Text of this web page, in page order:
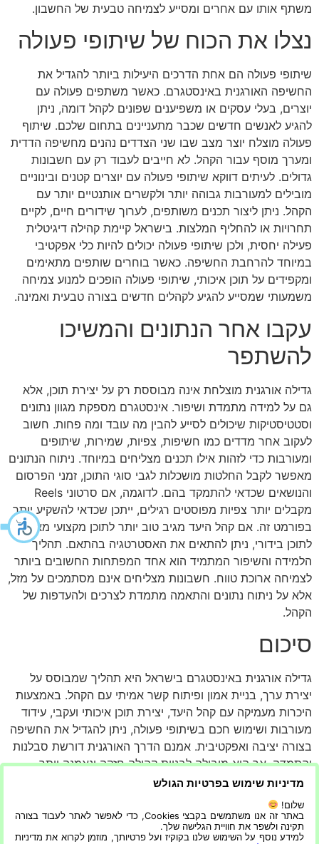
משתף אותו עם אחרים ומסייע לצמיחה טבעית של החשבון.
נצלו את הכוח של שיתופי פעולה
שיתופי פעולה הם אחת הדרכים היעילות ביותר להגדיל את
החשיפה האורגנית באינסטגרם. כאשר משתפים פעולה עם
יוצרים, בעלי עסקים או משפיענים שפונים לקהל דומה, ניתן
להגיע לאנשים חדשים שכבר מתעניינים בתחום שלכם. שיתוף
פעולה מוצלח יוצר מצב שבו שני הצדדים נהנים מחשיפה הדדית
ומערך מוסף עבור הקהל. לא חייבים לעבוד רק עם חשבונות
גדולים. לעיתים דווקא שיתופי פעולה עם יוצרים קטנים ובינוניים
מובילים למעורבות גבוהה יותר ולקשרים אותנטיים יותר עם
הקהל. ניתן ליצור תכנים משותפים, לערוך שידורים חיים, לקיים
תחרויות או להחליף המלצות. בישראל קיימת קהילה דיגיטלית
פעילה יחסית, ולכן שיתופי פעולה יכולים להיות כלי אפקטיבי
במיוחד להרחבת החשיפה. כאשר בוחרים שותפים מתאימים
ומקפידים על תוכן איכותי, שיתופי פעולה הופכים למנוע צמיחה
משמעותי שמסייע להגיע לקהלים חדשים בצורה טבעית ואמינה.
עקבו אחר הנתונים והמשיכו
להשתפר
גדילה אורגנית מוצלחת אינה מבוססת רק על יצירת תוכן, אלא
גם על למידה מתמדת ושיפור. אינסטגרם מספקת מגוון נתונים
וסטטיסטיקות שיכולים לסייע להבין מה עובד ומה פחות. חשוב
לעקוב אחר מדדים כמו חשיפות, צפיות, שמירות, שיתופים
ומעורבות כדי לזהות אילו תכנים מצליחים במיוחד. ניתוח הנתונים
מאפשר לקבל החלטות מושכלות לגבי סוגי התוכן, זמני הפרסום
והנושאים שכדאי להתמקד בהם. לדוגמה, אם סרטוני Reels
מקבלים יותר צפיות מפוסטים רגילים, ייתכן שכדאי להשקיע יותר
בפורמט זה. אם קהל היעד מגיב טוב יותר לתוכן מקצועי מאשר
לתוכן בידורי, ניתן להתאים את האסטרטגיה בהתאם. תהליך
הלמידה והשיפור המתמיד הוא אחד המפתחות החשובים ביותר
לצמיחה ארוכת טווח. חשבונות מצליחים אינם מסתמכים על מזל,
אלא על ניתוח נתונים והתאמה מתמדת לצרכים ולהעדפות של
הקהל.
סיכום
גדילה אורגנית באינסטגרם בישראל היא תהליך שמבוסס על
יצירת ערך, בניית אמון ופיתוח קשר אמיתי עם הקהל. באמצעות
היכרות מעמיקה עם קהל היעד, יצירת תוכן איכותי ועקבי, עידוד
מעורבות ושימוש חכם בשיתופי פעולה, ניתן להגדיל את החשיפה
בצורה יציבה ואפקטיבית. אמנם הדרך האורגנית דורשת סבלנות
והתמדה, אך היא מובילה לבניית קהילה חזקה ונאמנה יותר.
הצלחה באינסטגרם אינה נמדדת רק במספר העוקבים, אלא
באיכות הקשר שנוצר עם הקהל וביכולת לייצר השפעה אמיתית
לאורך זמן. מי שמוכן להשקיע בתוכן, ללמוד מהנתונים ולהתפתח
באופן מתמיד יוכל ליהנות מצמיחה משמעותית ולהפוך את
מדיניות שימוש בפרטיות הגולש
שלום!
באתר זה אנו משתמשים בקבצי Cookies, כדי לאפשר לאתר לעבוד בצורה
תקינה ולשפר את חוויית הגלישה שלך.
למידע נוסף על השימוש שלנו בקוקיז ועל פרטיותך, מוזמן לקרוא את מדיניות